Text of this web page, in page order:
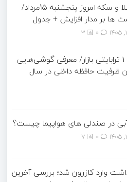
قیمت طلا و سکه امروز پنجشنبه 15مرداد/
ها بر مدار افزایش + جدول
3
غول‌های ۱ ترابایتی بازار/ معرفی گوشی‌هایی
ظرفیت حافظه داخلی در سال
در صندلی های هواپیما چیست؟
7
وارد کازرون شد؛ بررسی آخرین